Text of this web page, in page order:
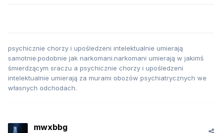
psychicznie chorzy i upośledzeni intelektualnie umierają
samotnie.podobnie jak narkomani.narkomani umierają w jakimś
śmierdzącym sraczu a psychicznie chorzy i upośledzeni
intelektualnie umierają za murami obozów psychiatrycznych we
własnych odchodach.
mwxbbg